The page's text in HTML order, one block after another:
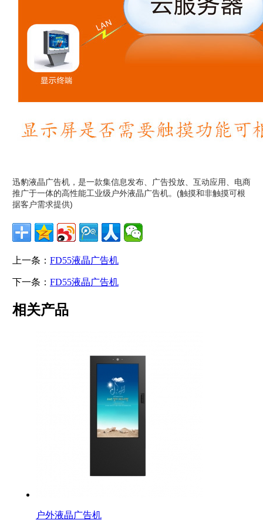
迅豹液晶广告机，是一款集信息发布、广告投放、互动应用、电商
推广于一体的高性能工业级户外液晶广告机。(触摸和非触摸可根
据客户需求提供)
上一条： FD55液晶广告机
下一条： FD55液晶广告机
相关产品
户外液晶广告机